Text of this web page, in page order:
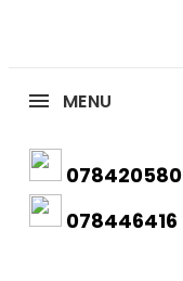
MENU
078420580
078446416